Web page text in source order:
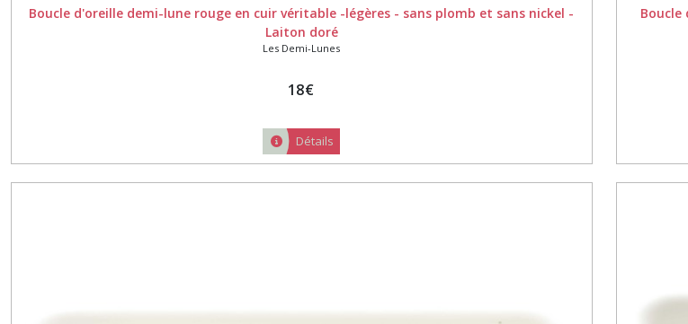
Boucle d'oreille demi-lune rouge en cuir véritable -légères - sans plomb et sans nickel -
Laiton doré
Les Demi-Lunes
18€
Détails